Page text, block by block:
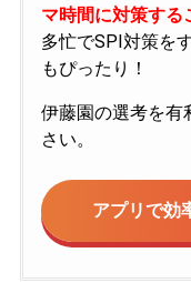
マ時間に対策する
多忙でSPI対策を
もぴったり！
伊藤園の選考を有
さい。
アプリで効